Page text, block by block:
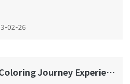
02-26
Mak Mak Macao Coloring Journey Experience Hall